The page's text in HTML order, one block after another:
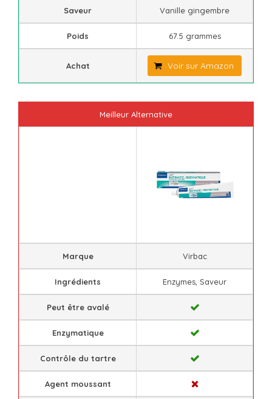
Saveur Vanille gingembre
Poids 67.5 grammes
Achat Voir sur Amazon
Meilleur Alternative
Marque Virbac
Ingrédients Enzymes, Saveur
Peut être avalé
Enzymatique
Contrôle du tartre
Agent moussant